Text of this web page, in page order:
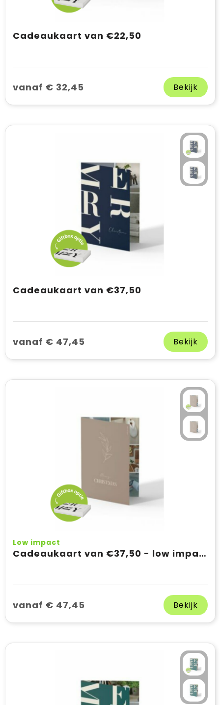
Cadeaukaart van €22,50
vanaf € 32,45 Bekijk
Cadeaukaart van €37,50
vanaf € 47,45 Bekijk
Low impact
Cadeaukaart van €37,50 - low impact
vanaf € 47,45 Bekijk